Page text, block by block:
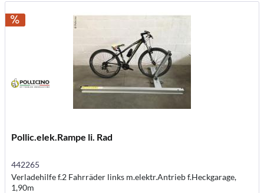
Pollic.elek.Rampe li. Rad
442265
Verladehilfe f.2 Fahrräder links m.elektr.Antrieb f.Heckgarage,
1,90m